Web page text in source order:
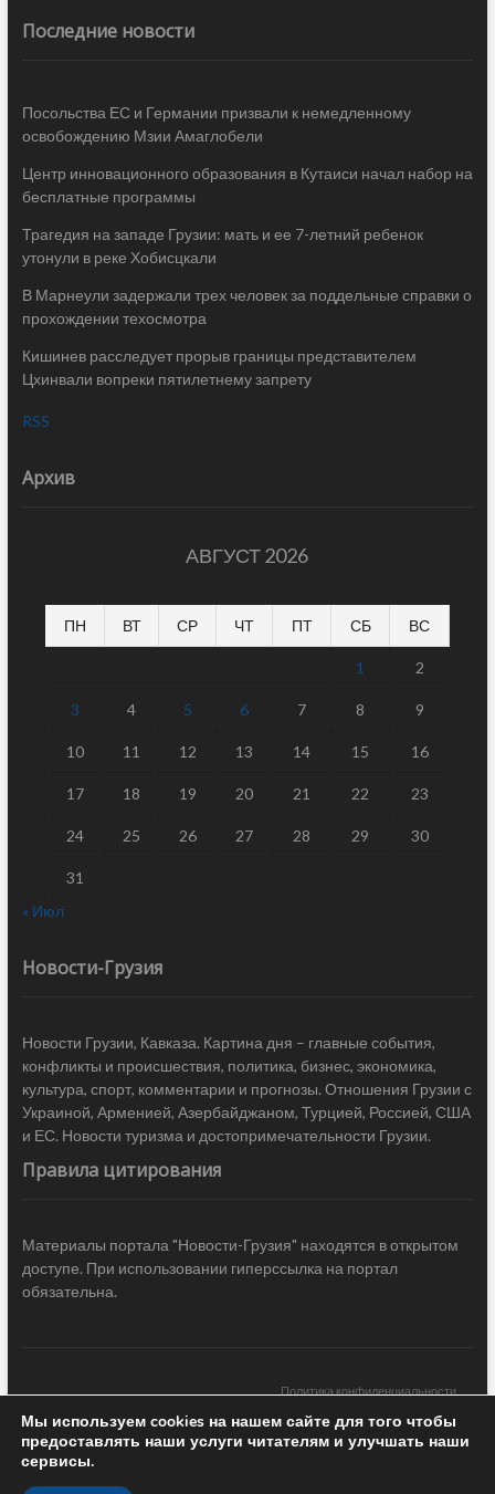
Последние новости
Посольства ЕС и Германии призвали к немедленному
освобождению Мзии Амаглобели
Центр инновационного образования в Кутаиси начал набор на
бесплатные программы
Трагедия на западе Грузии: мать и ее 7-летний ребенок
утонули в реке Хобисцкали
В Марнеули задержали трех человек за поддельные справки о
прохождении техосмотра
Кишинев расследует прорыв границы представителем
Цхинвали вопреки пятилетнему запрету
RSS
Архив
АВГУСТ 2026
ПН ВТ СР ЧТ ПТ СБ ВС
1 2
3 4 5 6 7 8 9
10 11 12 13 14 15 16
17 18 19 20 21 22 23
24 25 26 27 28 29 30
31
« Июл
Новости-Грузия
Новости Грузии, Кавказа. Картина дня – главные события,
конфликты и происшествия, политика, бизнес, экономика,
культура, спорт, комментарии и прогнозы. Отношения Грузии с
Украиной, Арменией, Азербайджаном, Турцией, Россией, США
и ЕС. Новости туризма и достопримечательности Грузии.
Правила цитирования
Материалы портала "Новости-Грузия" находятся в открытом
доступе. При использовании гиперссылка на портал
обязательна.
Политика конфиденциальности
Новости Грузии| Black Sea Press LTD © 2020 All Rights Reserved /
Design & development —
Мы используем cookies на нашем сайте для того чтобы
предоставлять наши услуги читателям и улучшать наши
сервисы.